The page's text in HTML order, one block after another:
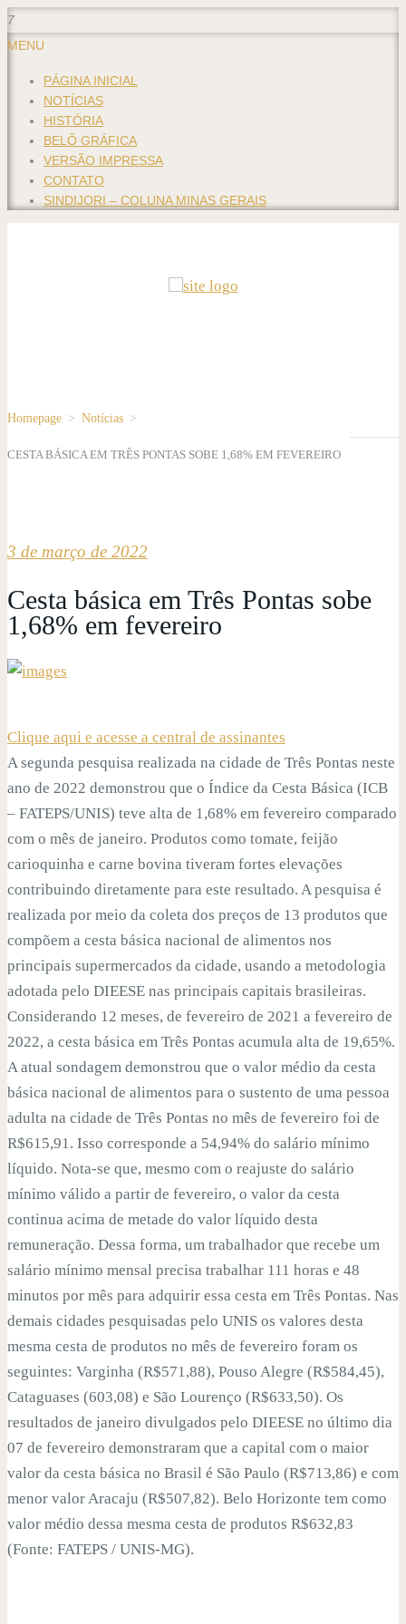
7
MENU
PÁGINA INICIAL
NOTÍCIAS
HISTÓRIA
BELÔ GRÁFICA
VERSÃO IMPRESSA
CONTATO
SINDIJORI – COLUNA MINAS GERAIS
Homepage > Notícias >
CESTA BÁSICA EM TRÊS PONTAS SOBE 1,68% EM FEVEREIRO
3 de março de 2022
Cesta básica em Três Pontas sobe
1,68% em fevereiro
Clique aqui e acesse a central de assinantes
A segunda pesquisa realizada na cidade de Três Pontas neste
ano de 2022 demonstrou que o Índice da Cesta Básica (ICB
– FATEPS/UNIS) teve alta de 1,68% em fevereiro comparado
com o mês de janeiro. Produtos como tomate, feijão
carioquinha e carne bovina tiveram fortes elevações
contribuindo diretamente para este resultado. A pesquisa é
realizada por meio da coleta dos preços de 13 produtos que
compõem a cesta básica nacional de alimentos nos
principais supermercados da cidade, usando a metodologia
adotada pelo DIEESE nas principais capitais brasileiras.
Considerando 12 meses, de fevereiro de 2021 a fevereiro de
2022, a cesta básica em Três Pontas acumula alta de 19,65%.
A atual sondagem demonstrou que o valor médio da cesta
básica nacional de alimentos para o sustento de uma pessoa
adulta na cidade de Três Pontas no mês de fevereiro foi de
R$615,91. Isso corresponde a 54,94% do salário mínimo
líquido. Nota-se que, mesmo com o reajuste do salário
mínimo válido a partir de fevereiro, o valor da cesta
continua acima de metade do valor líquido desta
remuneração. Dessa forma, um trabalhador que recebe um
salário mínimo mensal precisa trabalhar 111 horas e 48
minutos por mês para adquirir essa cesta em Três Pontas. Nas
demais cidades pesquisadas pelo UNIS os valores desta
mesma cesta de produtos no mês de fevereiro foram os
seguintes: Varginha (R$571,88), Pouso Alegre (R$584,45),
Cataguases (603,08) e São Lourenço (R$633,50). Os
resultados de janeiro divulgados pelo DIEESE no último dia
07 de fevereiro demonstraram que a capital com o maior
valor da cesta básica no Brasil é São Paulo (R$713,86) e com
menor valor Aracaju (R$507,82). Belo Horizonte tem como
valor médio dessa mesma cesta de produtos R$632,83
(Fonte: FATEPS / UNIS-MG).